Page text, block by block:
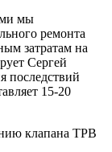
мы
ремонта
затратам на
Сергей
последствий
15-20
клапана ТРВ